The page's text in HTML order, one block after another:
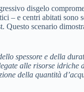
disgelo
– e centri abitati sono
scenario
spessore e della
alle risorse
della quantità